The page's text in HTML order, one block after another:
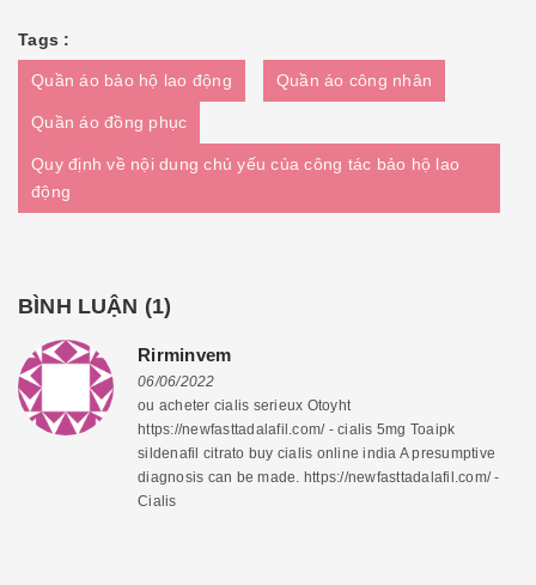
Tags :
Quần áo bảo hộ lao động Quần áo công nhân
Quần áo đồng phục
Quy định về nội dung chủ yếu của công tác bảo hộ lao
động
BÌNH LUẬN (1)
Rirminvem
06/06/2022
ou acheter cialis serieux Otoyht
https://newfasttadalafil.com/ - cialis 5mg Toaipk
sildenafil citrato buy cialis online india A presumptive
diagnosis can be made. https://newfasttadalafil.com/ -
Cialis